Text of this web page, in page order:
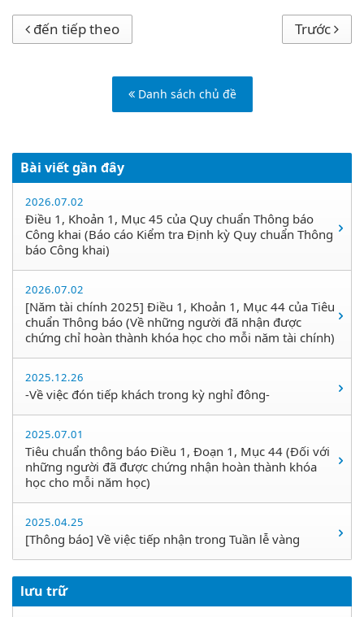
đến tiếp theo Trước
Danh sách chủ đề
Bài viết gần đây
2026.07.02
Điều 1, Khoản 1, Mục 45 của Quy chuẩn Thông báo
Công khai (Báo cáo Kiểm tra Định kỳ Quy chuẩn Thông
báo Công khai)
2026.07.02
[Năm tài chính 2025] Điều 1, Khoản 1, Mục 44 của Tiêu
chuẩn Thông báo (Về những người đã nhận được
chứng chỉ hoàn thành khóa học cho mỗi năm tài chính)
2025.12.26
-Về việc đón tiếp khách trong kỳ nghỉ đông-
2025.07.01
Tiêu chuẩn thông báo Điều 1, Đoạn 1, Mục 44 (Đối với
những người đã được chứng nhận hoàn thành khóa
học cho mỗi năm học)
2025.04.25
[Thông báo] Về việc tiếp nhận trong Tuần lễ vàng
lưu trữ